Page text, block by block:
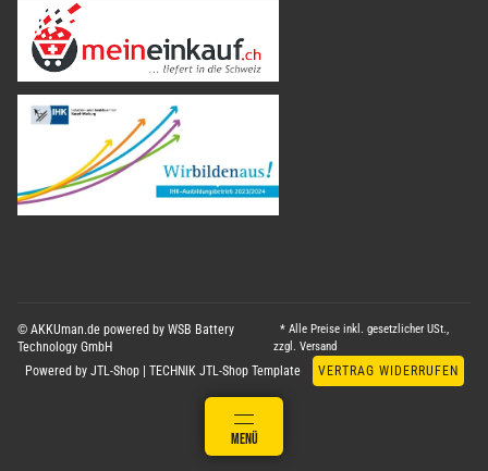
© AKKUman.de powered by WSB Battery
Technology GmbH
* Alle Preise inkl. gesetzlicher USt.,
zzgl.Versand
Powered by JTL-Shop TECHNIK JTL-Shop Template VERTRAG WIDERRUFEN
MENÜ